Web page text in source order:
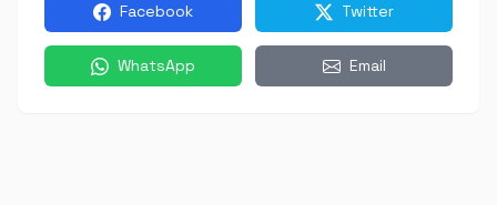
Facebook Twitter
WhatsApp Email